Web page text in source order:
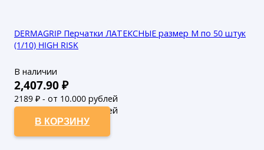
DERMAGRIP Перчатки ЛАТЕКСНЫЕ размер М по 50 штук
(1/10) HIGH RISK
В наличии
2,407.90₽
2189 ₽ - от 10.000 рублей
1990₽ - от 50.000 рублей
В КОРЗИНУ